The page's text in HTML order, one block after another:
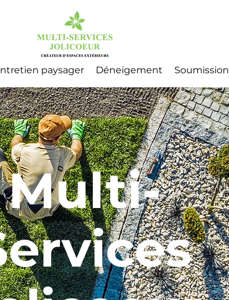
paysager Déneigement Soumission
Multi-